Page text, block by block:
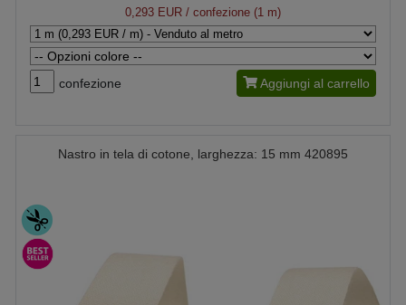
0,293 EUR / confezione (1 m)
confezione Aggiungi al carrello
Nastro in tela di cotone, larghezza: 15 mm 420895